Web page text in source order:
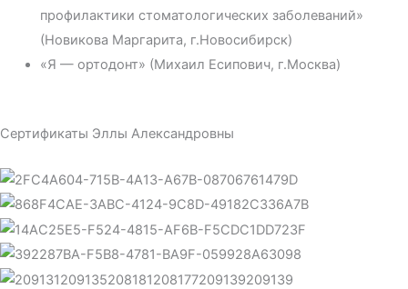
профилактики стоматологических заболеваний»
(Новикова Маргарита, г.Новосибирск)
«Я — ортодонт» (Михаил Есипович, г.Москва)
Сертификаты Эллы Александровны